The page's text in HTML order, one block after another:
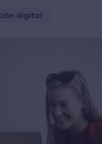
digital